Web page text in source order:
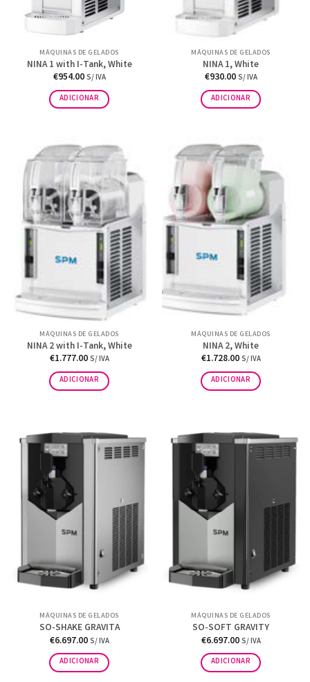
MÁQUINAS DE GELADOS
NINA 1 with I-Tank, White
€954.00 S/ IVA
ADICIONAR
MÁQUINAS DE GELADOS
NINA 1, White
€930.00 S/ IVA
ADICIONAR
MÁQUINAS DE GELADOS
NINA 2 with I-Tank, White
€1.777.00 S/ IVA
ADICIONAR
MÁQUINAS DE GELADOS
NINA 2, White
€1.728.00 S/ IVA
ADICIONAR
MÁQUINAS DE GELADOS
SO-SHAKE GRAVITA
€6.697.00 S/ IVA
ADICIONAR
MÁQUINAS DE GELADOS
SO-SOFT GRAVITY
€6.697.00 S/ IVA
ADICIONAR